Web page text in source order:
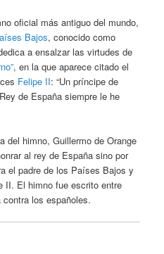
oficial más antiguo del mundo,
Bajos, conocido como
a ensalzar las virtudes de
, en la que aparece citado el
Felipe II: “Un príncipe de
de España siempre le he
del himno, Guillermo de Orange
al rey de España sino por
el padre de los Países Bajos y
II. El himno fue escrito entre
los españoles.